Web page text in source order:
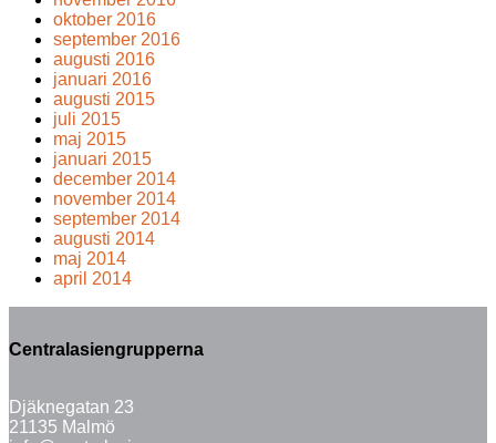
oktober 2016
september 2016
augusti 2016
januari 2016
augusti 2015
juli 2015
maj 2015
januari 2015
december 2014
november 2014
september 2014
augusti 2014
maj 2014
april 2014
Centralasiengrupperna
Djäknegatan 23
21135 Malmö